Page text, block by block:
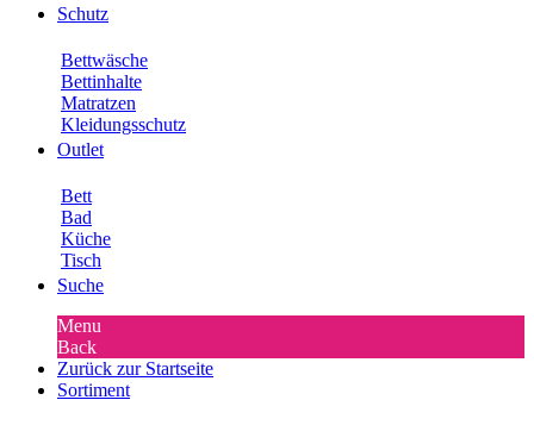
Schutz
Bettwäsche
Bettinhalte
Matratzen
Kleidungsschutz
Outlet
Bett
Bad
Küche
Tisch
Suche
Menu
Back
Zurück zur Startseite
Sortiment